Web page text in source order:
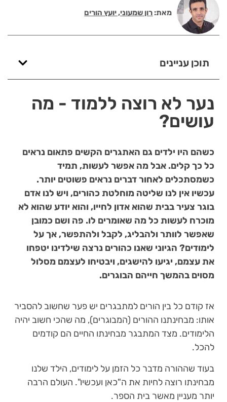
מאת:רון שמעוני, יועץ הורים
תוכן עניינים
נער לא רוצה ללמוד - מה
עושים?
כשהם היו ילדים גם האתגרים הקשים פתאום נראים
כל כך קלים. אבל מה אפשר לעשות, תמיד
כשמסתכלים לאחור דברים נראים פשוטים יותר.
עכשיו אין לנו שליטה מוחלטת כהורים, ויש לנו אדם
בוגר צעיר בבית שהוא אדון לחייו, והוא יודע שהוא לא
מוכרח לעשות כל מה שאומרים לו. פה ושם כמובן
שאפשר לוותר ולהבליג, לקבל ולהתפשר, אך על
לימודים? הגיוני שאנו כהורים נרצה שילדינו יטפחו
את עצמם, יגיעו להישגים, ויבטיחו לעצמם מסלול
מסוים בהמשך חייהם הבוגרים.
אז קודם כל בין הורים למתבגרים יש פער שחשוב להסביר
אותו: מבחינתנו ההורים (המבוגרים), מה שהכי חשוב יהיה
הלימודים. מצד המתבגר מבחינתו החיים הם קודמים
להכל.
בעוד שההורה מדבר כל הזמן על לימודים, הילד שלנו
מבחינתו רוצה לחיות את ה"כאן ועכשיו". העולם הרבה
יותר מעניין מאשר בית הספר.